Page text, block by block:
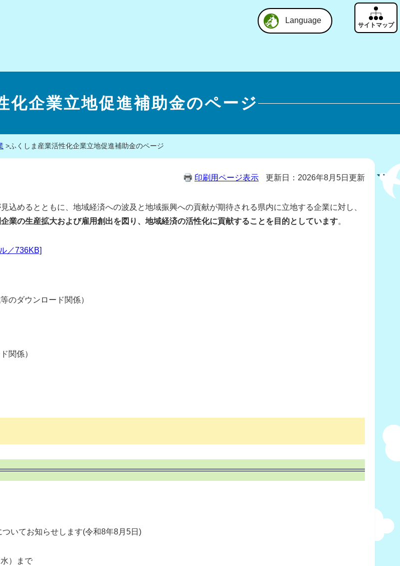
Language
化企業立地促進補助金のページ
>ふくしま産業活性化企業立地促進補助金のページ
印刷用ページ表示 更新日：2026年8月5日更新
込めるとともに、地域経済への波及と地域振興への貢献が期待される県内に立地する企業に対し、
業の生産拡大および雇用創出を図り、地域経済の活性化に貢献することを目的としています。
／736KB]
のダウンロード関係）
関係）
いてお知らせします(令和8年8月5日)
）まで